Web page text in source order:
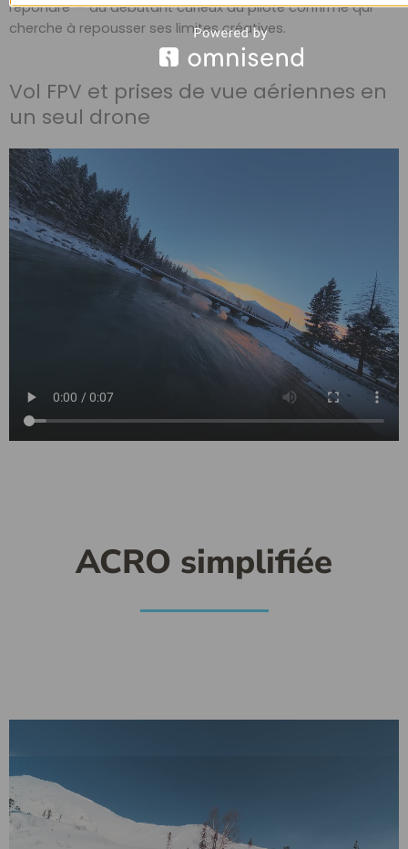
répondre — du débutant curieux au pilote confirmé qui
cherche à repousser ses limites créatives.
Vol FPV et prises de vue aériennes en
un seul drone
ACRO simplifiée